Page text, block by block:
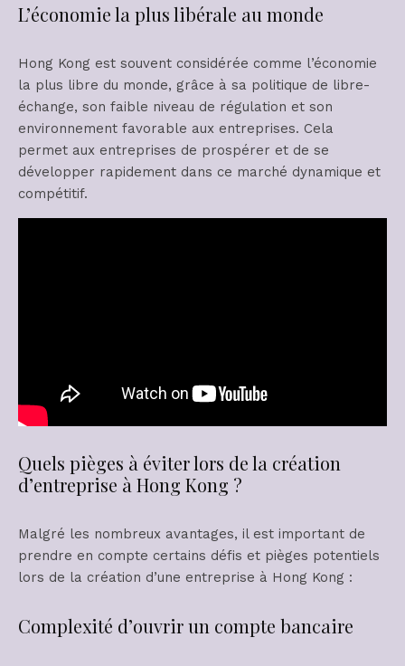
L’économie la plus libérale au monde
Hong Kong est souvent considérée comme l’économie
la plus libre du monde, grâce à sa politique de libre-
échange, son faible niveau de régulation et son
environnement favorable aux entreprises. Cela
permet aux entreprises de prospérer et de se
développer rapidement dans ce marché dynamique et
compétitif.
Quels pièges à éviter lors de la création
d’entreprise à Hong Kong ?
Malgré les nombreux avantages, il est important de
prendre en compte certains défis et pièges potentiels
lors de la création d’une entreprise à Hong Kong :
Complexité d’ouvrir un compte bancaire